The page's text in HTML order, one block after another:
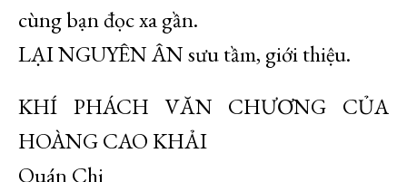
cùng bạn đọc xa gần.
LẠI NGUYÊN ÂN sưu tầm, giới thiệu.
KHÍ PHÁCH VĂN CHƯƠNG CỦA
HOÀNG CAO KHẢI
Quán Chi